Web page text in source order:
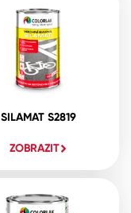
SILAMAT S2819
ZOBRAZIT